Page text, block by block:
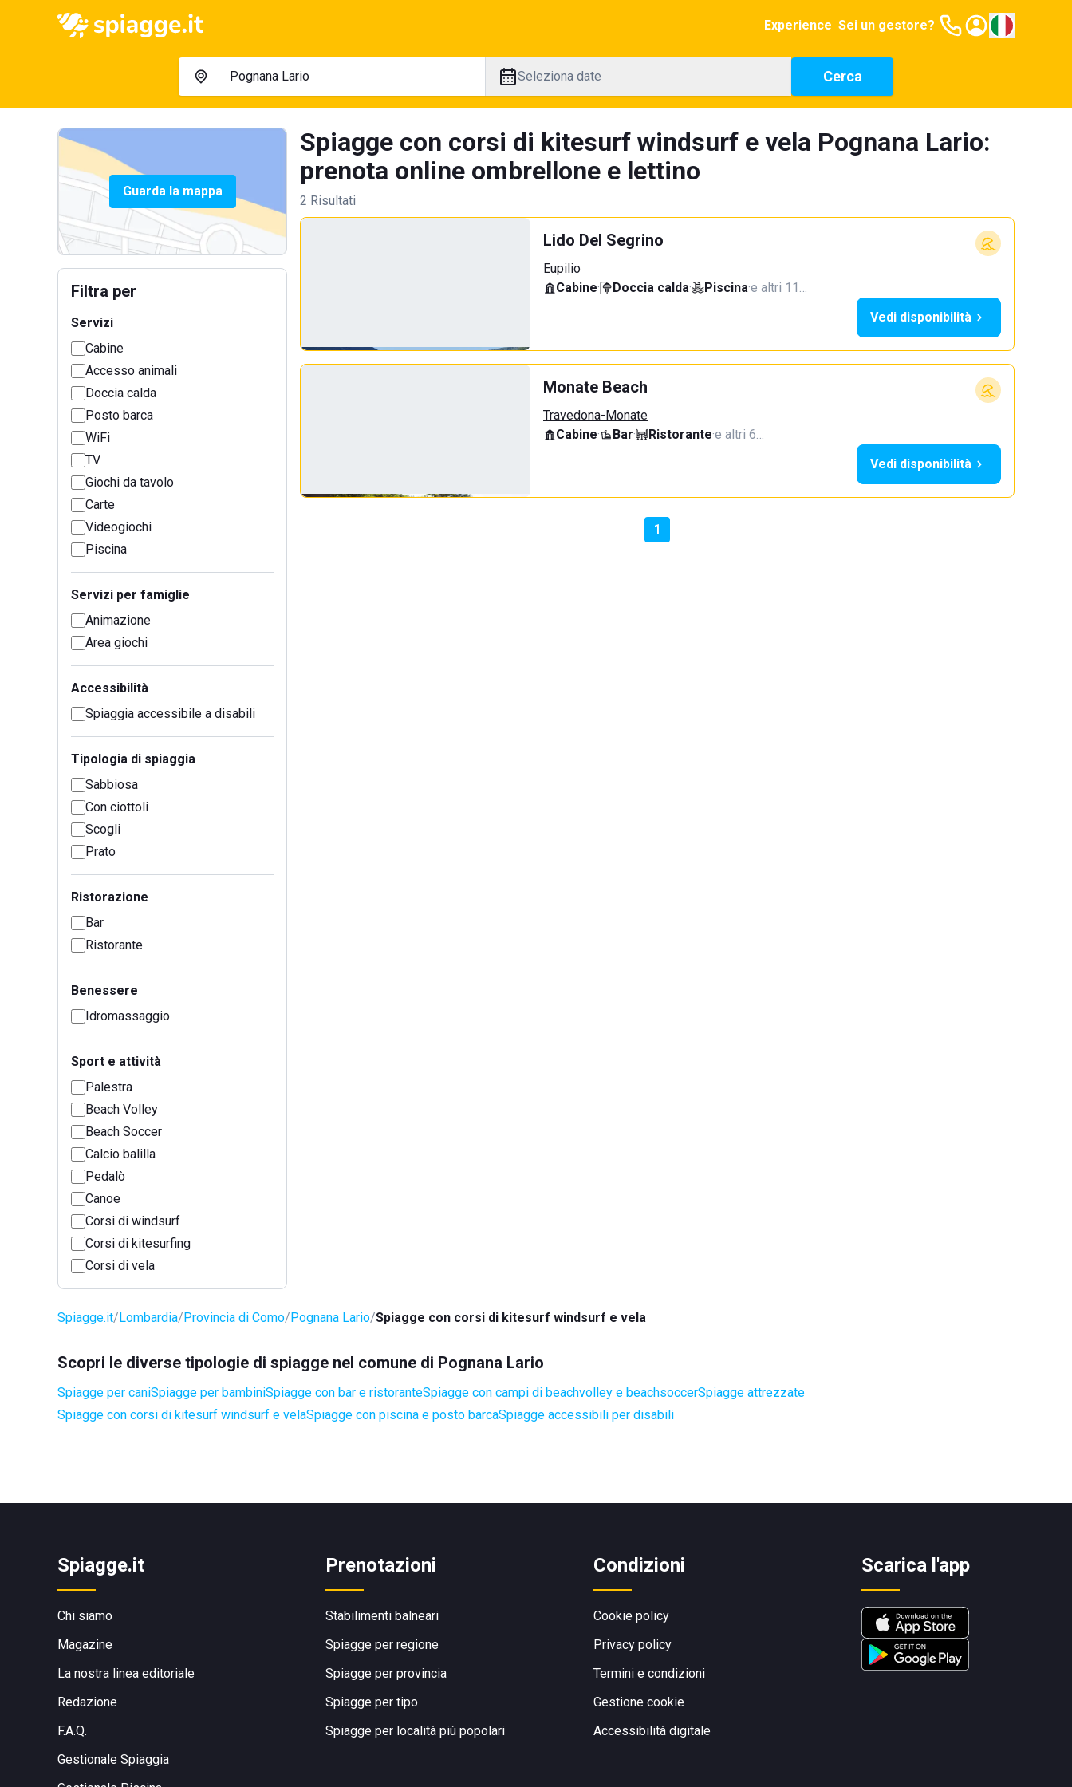
Experience Sei un gestore?
Seleziona date Cerca
Guarda la mappa
Filtra per
Servizi
Cabine
Accesso animali
Doccia calda
Posto barca
WiFi
TV
Giochi da tavolo
Carte
Videogiochi
Piscina
Servizi per famiglie
Animazione
Area giochi
Accessibilità
Spiaggia accessibile a disabili
Tipologia di spiaggia
Sabbiosa
Con ciottoli
Scogli
Prato
Ristorazione
Bar
Ristorante
Benessere
Idromassaggio
Sport e attività
Palestra
Beach Volley
Beach Soccer
Calcio balilla
Pedalò
Canoe
Corsi di windsurf
Corsi di kitesurfing
Corsi di vela
Spiagge con corsi di kitesurf windsurf e vela Pognana Lario:
prenota online ombrellone e lettino
2 Risultati
Lido Del Segrino
Eupilio
Cabine· Doccia calda· Piscina·e altri 11…
Vedi disponibilità
Monate Beach
Travedona-Monate
Cabine· Bar· Ristorante·e altri 6…
Vedi disponibilità
1
Spiagge.it Lombardia Provincia di Como Pognana Lario Spiagge con corsi di kitesurf windsurf e vela
Scopri le diverse tipologie di spiagge nel comune di Pognana Lario
Spiagge per caniSpiagge per bambiniSpiagge con bar e ristoranteSpiagge con campi di beachvolley e beachsoccerSpiagge attrezzate
Spiagge con corsi di kitesurf windsurf e velaSpiagge con piscina e posto barcaSpiagge accessibili per disabili
Spiagge.it
Chi siamo
Magazine
La nostra linea editoriale
Redazione
F.A.Q.
Gestionale Spiaggia
Prenotazioni
Stabilimenti balneari
Spiagge per regione
Spiagge per provincia
Spiagge per tipo
Spiagge per località più popolari
Condizioni
Cookie policy
Privacy policy
Termini e condizioni
Gestione cookie
Accessibilità digitale
Scarica l'app